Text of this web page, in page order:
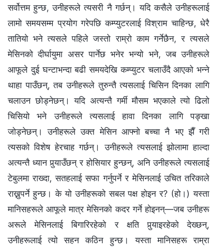
सर्वोत्तम हुन्छ, उनीहरूले त्यसरी नै गर्छन्। यदि कसैले उनीहरूलाई
लामो समयसम्म प्रयोग गरेपछि कम्प्युटरलाई विश्राम चाहिन्छ, धेरै
तातियो भने त्यसले पहिले जस्तो राम्रो काम गर्नेछैन, र त्यसले
मेसिनको दीर्घायुमा असर पार्नेछ भनेर भन्यो भने, जब उनीहरूले
आफूले दुई घन्टाभन्दा बढी समयदेखि कम्प्युटर चलाउँदै आएको भन्‍ने
थाहा पाउँछन्, तब उनीहरूले तुरुन्तै त्यसलाई चिसिन दिनका लागि
चलाउन छोड्नेछन्। यदि अत्यन्तै गर्मी मौसम भएकाले त्यो ढिलो
चिसियो भने उनीहरूले त्यसलाई हावा दिनका लागि पङ्खा
जोड्नेछन्। उनीहरूले उक्त मेसिन आफ्नो बच्चा नै भए झैँ गरी
त्यसको विशेष हेरचाह गर्छन्। उनीहरूले त्यसलाई झोलामा हाल्दा
अत्यन्तै ध्यान पुर्‍याउँछन् र होसियार हुन्छन्, अनि उनीहरूले त्यसलाई
टेबुलमा राख्दा, सतहलाई सफा गर्नुपर्ने र मेसिनलाई उचित तरिकाले
राख्नुपर्ने हुन्छ। के यो उनीहरूको सबल पक्ष होइन र? (हो।) यस्ता
मानिसहरूले आफूले मात्र मेसिनको कदर गर्ने होइनन्—जब उनीहरू
अरूले मेसिनलाई बिगारिरहेको र क्षति पुर्‍याइरहेको देख्छन्,
उनीहरूलाई त्यो सहन कठिन हुन्छ। यस्ता मानिसहरू राम्रा